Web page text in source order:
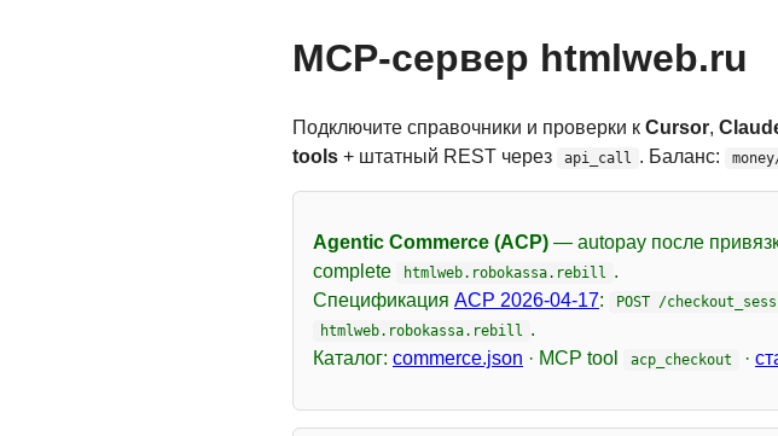
MCP-сервер htmlweb.ru
Подключите справочники и проверки к Cursor,
tools + штатный REST через api_call . Баланс:
Agentic Commerce (ACP) — autopay после
complete
htmlweb.robokassa.rebill .
Спецификация ACP 2026-04-17: POST /
htmlweb.robokassa.rebill .
Каталог: commerce.json · MCP tool acp_checkout ·